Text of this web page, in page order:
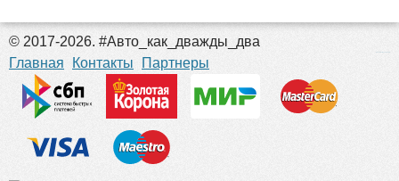
© 2017-2026. #Авто_как_дважды_два
Главная
Контакты Партнеры